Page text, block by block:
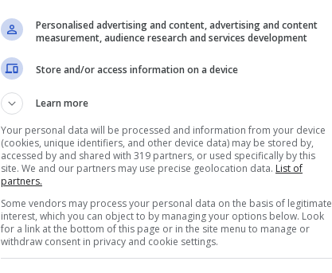
Personalised advertising and content, advertising and content
measurement, audience research and services development
Store and/or access information on a device
Learn more
Your personal data will be processed and information from your device
(cookies, unique identifiers, and other device data) may be stored by,
accessed by and shared with 319 partners, or used specifically by this
site. We and our partners may use precise geolocation data. List of
partners.
Some vendors may process your personal data on the basis of legitimate
interest, which you can object to by managing your options below. Look
for a link at the bottom of this page or in the site menu to manage or
withdraw consent in privacy and cookie settings.